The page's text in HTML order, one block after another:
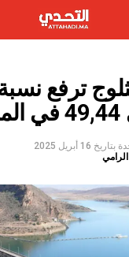
ترفع
بتاريخ 16 أبريل 2025